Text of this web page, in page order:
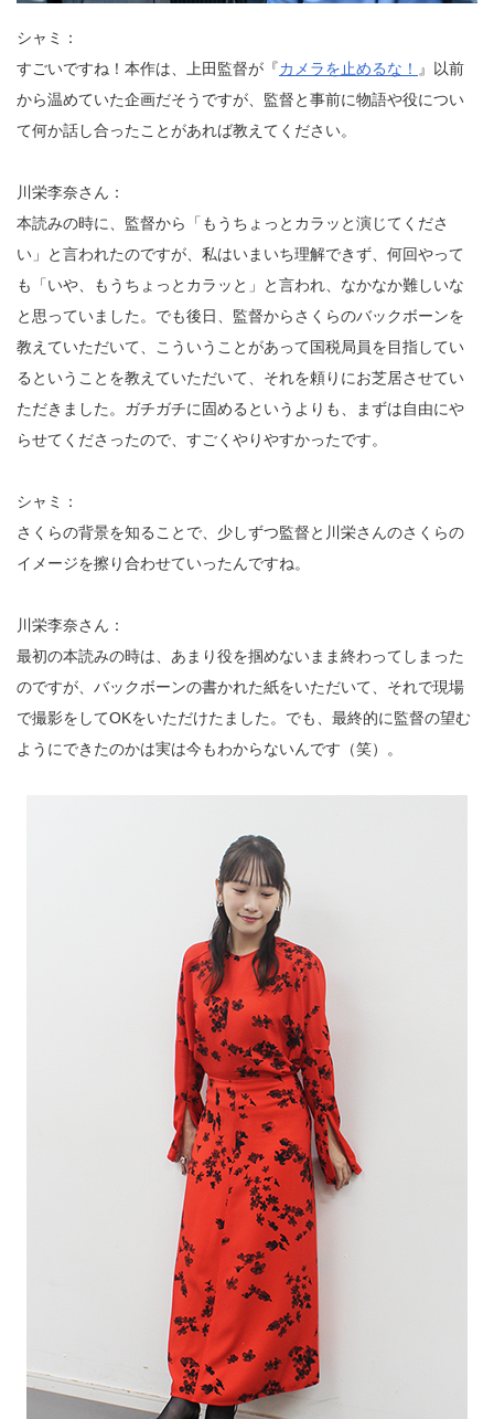
シャミ：
すごいですね！本作は、上田監督が『カメラを止めるな！ 』以前
から温めていた企画だそうですが、監督と事前に物語や役につい
て何か話し合ったことがあれば教えてください。
川栄李奈さん：
本読みの時に、監督から「もうちょっとカラッと演じてくださ
い」と言われたのですが、私はいまいち理解できず、何回やって
も「いや、もうちょっとカラッと」と言われ、なかなか難しいな
と思っていました。でも後日、監督からさくらのバックボーンを
教えていただいて、こういうことがあって国税局員を目指してい
るということを教えていただいて、それを頼りにお芝居させてい
ただきました。ガチガチに固めるというよりも、まずは自由にや
らせてくださったので、すごくやりやすかったです。
シャミ：
さくらの背景を知ることで、少しずつ監督と川栄さんのさくらの
イメージを擦り合わせていったんですね。
川栄李奈さん：
最初の本読みの時は、あまり役を掴めないまま終わってしまった
のですが、バックボーンの書かれた紙をいただいて、それで現場
で撮影をしてOKをいただけたました。でも、最終的に監督の望む
ようにできたのかは実は今もわからないんです（笑）。